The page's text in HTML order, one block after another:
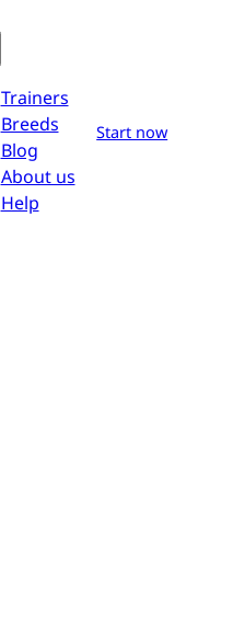
Trainers
Breeds
Blog
About us
Help
Start now